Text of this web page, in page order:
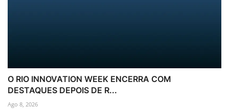
O RIO INNOVATION WEEK ENCERRA COM
DESTAQUES DEPOIS DE R...
Ago 8, 2026